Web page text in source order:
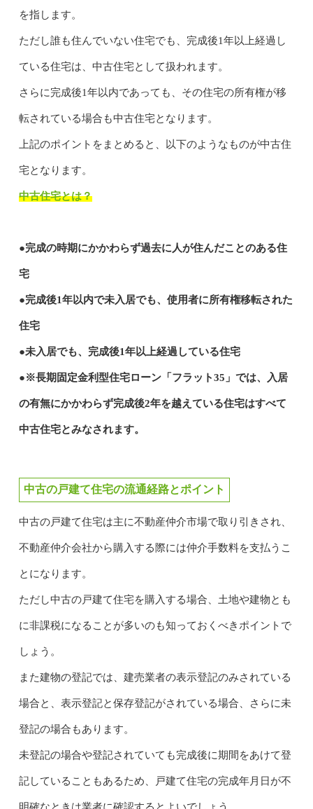
を指します。
ただし誰も住んでいない住宅でも、完成後1年以上経過し
ている住宅は、中古住宅として扱われます。
さらに完成後1年以内であっても、その住宅の所有権が移
転されている場合も中古住宅となります。
上記のポイントをまとめると、以下のようなものが中古住
宅となります。
中古住宅とは？
●完成の時期にかかわらず過去に人が住んだことのある住
宅
●完成後1年以内で未入居でも、使用者に所有権移転された
住宅
●未入居でも、完成後1年以上経過している住宅
●※長期固定金利型住宅ローン「フラット35」では、入居
の有無にかかわらず完成後2年を越えている住宅はすべて
中古住宅とみなされます。
中古の戸建て住宅の流通経路とポイント
中古の戸建て住宅は主に不動産仲介市場で取り引きされ、
不動産仲介会社から購入する際には仲介手数料を支払うこ
とになります。
ただし中古の戸建て住宅を購入する場合、土地や建物とも
に非課税になることが多いのも知っておくべきポイントで
しょう。
また建物の登記では、建売業者の表示登記のみされている
場合と、表示登記と保存登記がされている場合、さらに未
登記の場合もあります。
未登記の場合や登記されていても完成後に期間をあけて登
記していることもあるため、戸建て住宅の完成年月日が不